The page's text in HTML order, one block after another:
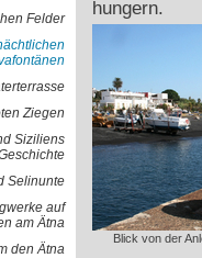
Felder
Ziegen
Siziliens
Selinunte
auf
am Ätna
den Ätna
hungern.
Blick von der